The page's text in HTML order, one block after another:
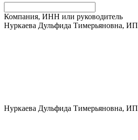
Компания, ИНН или руководитель
Нуркаева Дульфида Тимерьяновна, ИП
Нуркаева Дульфида Тимерьяновна, ИП